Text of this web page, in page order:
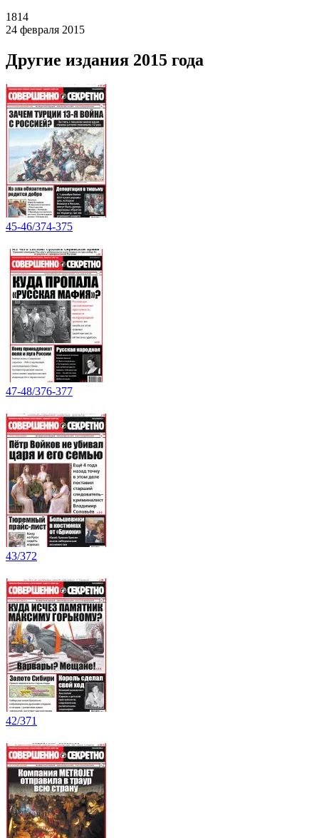
1814
24 февраля 2015
Другие издания 2015 года
45-46/374-375
47-48/376-377
43/372
42/371